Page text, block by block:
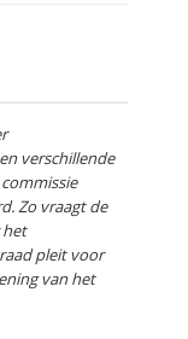
verschillende
Zo vraagt de
het
pleit voor
van het